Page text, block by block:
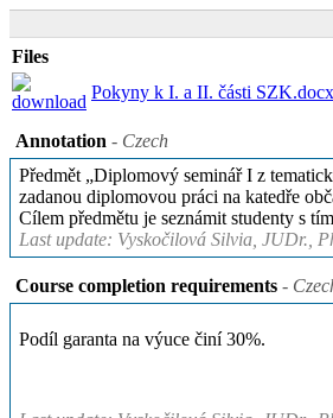
Files
Pokyny k I. a II. části SZK.docx
Annotation - Czech
Předmět „Diplomový seminář I z
zadanou diplomovou práci na katedře
Cílem předmětu je seznámit studenty s
Last update: Vyskočilová Silvia, JUDr.,
Course completion requirements -
Podíl garanta na výuce činí 30%.